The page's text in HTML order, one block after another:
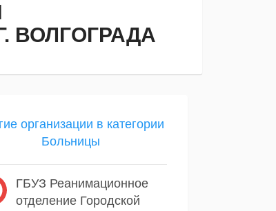
ВОЛГОГРАДА
организации в категории
Больницы
ГБУЗ Реанимационное
отделение Городской